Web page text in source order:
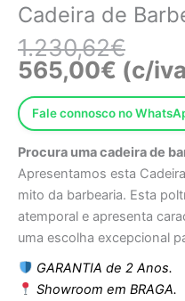
Cadeira de
1.230,62€
565,00€ (c/
Fale connosco no
Procura uma cadeira de
Apresentamos esta
mito da barbearia. Esta
atemporal e apresenta
uma escolha excepcional
GARANTIA de 2 Anos.
Showroom em BRAGA.